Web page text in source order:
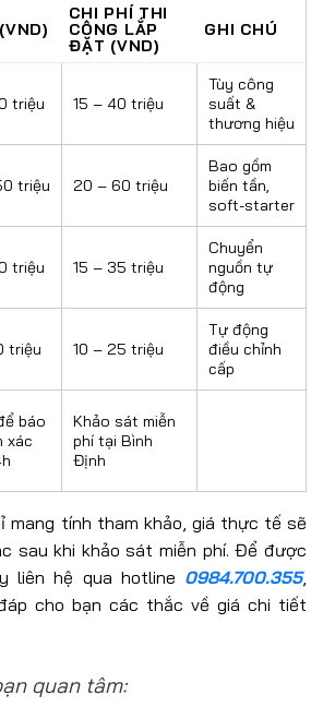
CHI PHÍ THI
CÔNG LẮP
ĐẶT (VND)
GHI CHÚ
triệu 15 – 40 triệu
Tùy công
suất &
thương hiệu
triệu 20 – 60 triệu
Bao gồm
biến tần,
soft-starter
triệu 15 – 35 triệu
Chuyển
nguồn tự
động
triệu 10 – 25 triệu
Tự động
điều chỉnh
cấp
báo
xác
Khảo sát miễn
phí tại Bình
Định
mang tính tham khảo, giá thực tế sẽ
sau khi khảo sát miễn phí. Để được
liên hệ qua hotline 0984.700.355,
cho bạn các thắc về giá chi tiết
quan tâm: